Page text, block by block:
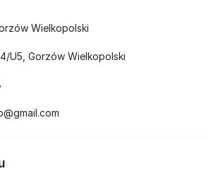
Wielkopolski
U5, Gorzów Wielkopolski